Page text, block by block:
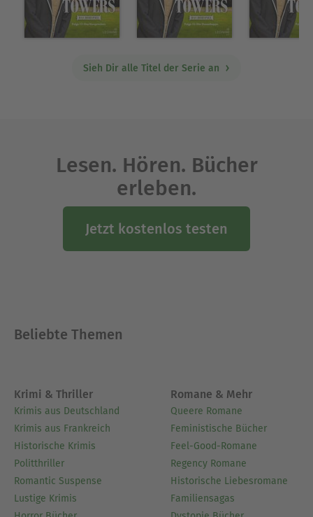
Sieh Dir alle Titel der Serie an
Lesen. Hören. Bücher
erleben.
Jetzt kostenlos testen
Beliebte Themen
Krimi & Thriller
Krimis aus Deutschland
Krimis aus Frankreich
Historische Krimis
Politthriller
Romantic Suspense
Lustige Krimis
Romane & Mehr
Queere Romane
Feministische Bücher
Feel-Good-Romane
Regency Romane
Historische Liebesromane
Familiensagas